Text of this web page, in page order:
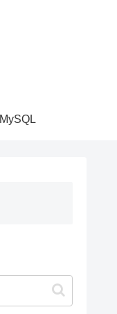
MySQL